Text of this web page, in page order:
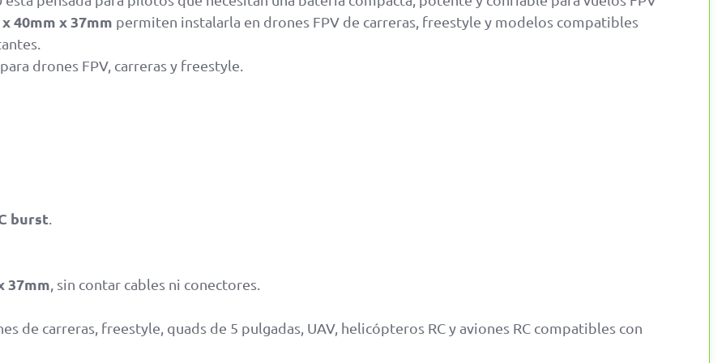
40mm x 37mm permiten instalarla en drones FPV de carreras, freestyle y modelos compatibles
drones FPV, carreras y freestyle.
burst
37mm , sin contar cables ni conectores.
de carreras, freestyle, quads de 5 pulgadas, UAV, helicópteros RC y aviones RC compatibles con